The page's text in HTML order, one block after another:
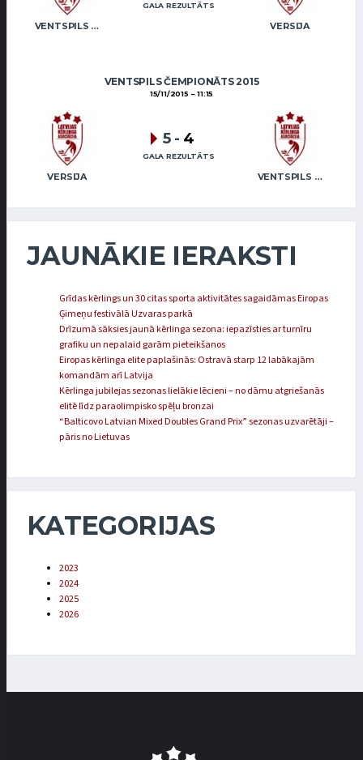
VENTSPILS NOVADS VERSIJA
GALA REZULTĀTS
VENTSPILS ČEMPIONĀTS 2015
15/11/2015 11:15
VERSIJA VENTSPILS NOVADS
5 - 4
GALA REZULTĀTS
JAUNĀKIE IERAKSTI
Grīdas kērlings un 30 citas sporta aktivitātes sagaidāmas Eiropas
Ģimeņu festivālā Uzvaras parkā
Drīzumā sāksies jaunā kērlinga sezona: iepazīsties ar turnīru
grafiku un nepalaid garām pieteikšanos
Eiropas kērlinga elite paplašinās: Ostravā starp 12 labākajām
komandām arī Latvija
Kērlinga jubilejas sezonas lielākie lēcieni – no dāmu atgriešanās
elitē līdz paraolimpisko spēļu bronzai
“Balticovo Latvian Mixed Doubles Grand Prix” sezonas uzvarētāji –
pāris no Lietuvas
KATEGORIJAS
2023
2024
2025
2026